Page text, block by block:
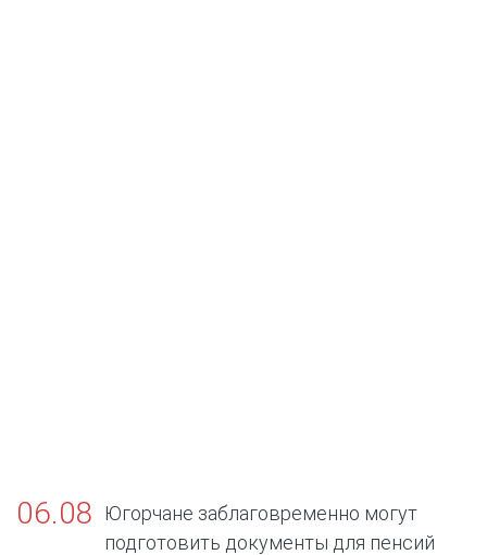
06.08
Югорчане заблаговременно могут
подготовить документы для пенсий